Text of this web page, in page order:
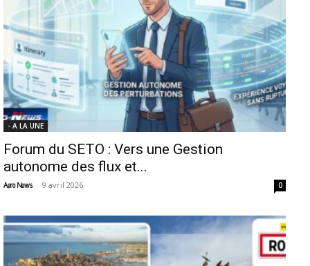
- A LA UNE
Forum du SETO : Vers une Gestion
autonome des flux et...
Aero News - 9 avril 2026 0